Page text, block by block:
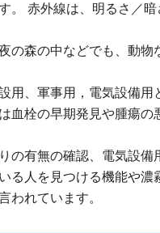
。 赤外線は、明るさ／
の森の中などでも、動物
用、軍事用，電気設備用
血栓の早期発見や腫瘍の
の有無の確認、電気設備
る人を見つける機能や濃
われています。